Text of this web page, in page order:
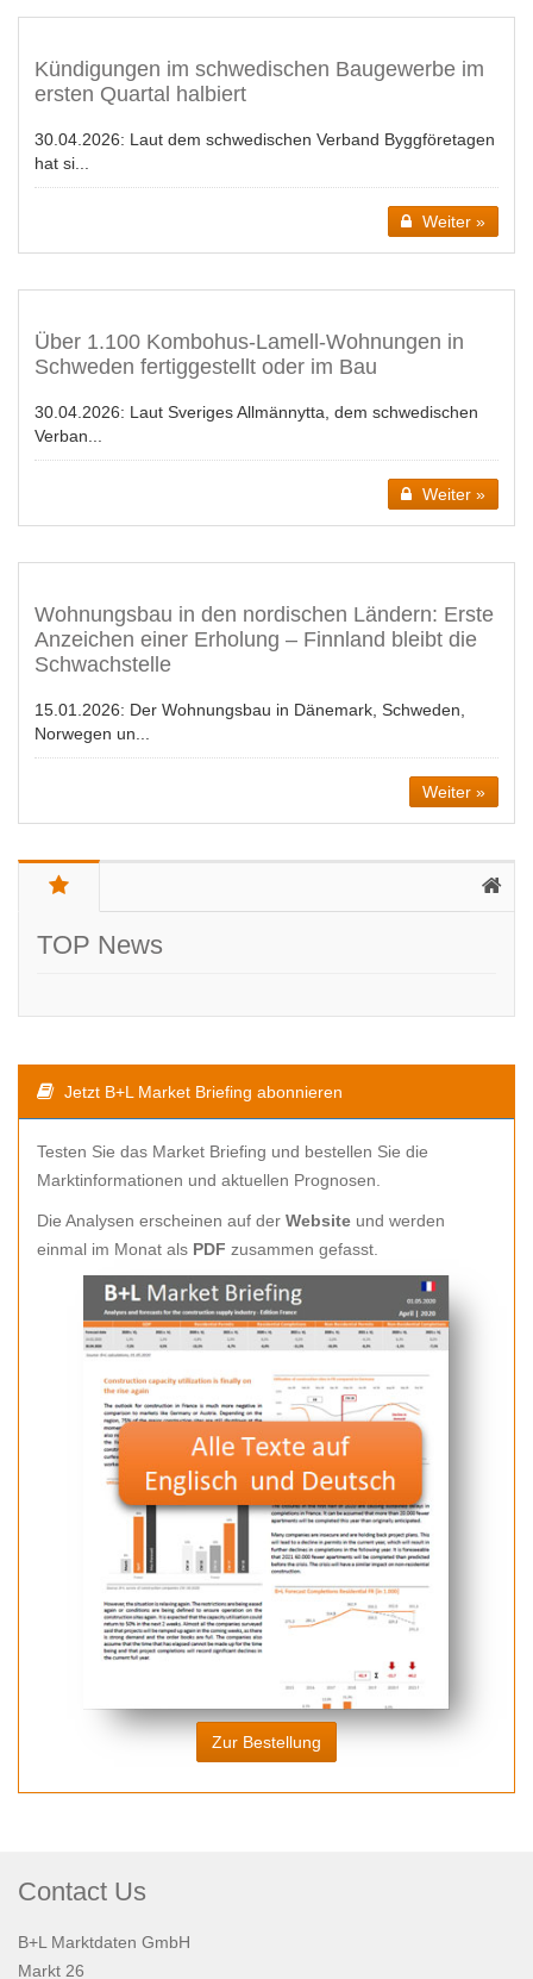
Kündigungen im schwedischen Baugewerbe im
ersten Quartal halbiert
30.04.2026: Laut dem schwedischen Verband Byggföretagen
hat si...
Weiter »
Über 1.100 Kombohus-Lamell-Wohnungen in
Schweden fertiggestellt oder im Bau
30.04.2026: Laut Sveriges Allmännytta, dem schwedischen
Verban...
Weiter »
Wohnungsbau in den nordischen Ländern: Erste
Anzeichen einer Erholung – Finnland bleibt die
Schwachstelle
15.01.2026: Der Wohnungsbau in Dänemark, Schweden,
Norwegen un...
Weiter »
TOP News
Jetzt B+L Market Briefing abonnieren
Testen Sie das Market Briefing und bestellen Sie die
Marktinformationen und aktuellen Prognosen.
Die Analysen erscheinen auf der Website und werden
einmal im Monat als PDF zusammen gefasst.
Zur Bestellung
Contact Us
B+L Marktdaten GmbH
Markt 26